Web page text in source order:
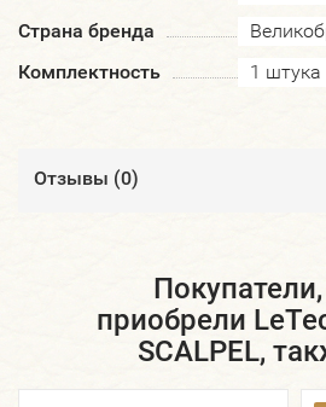
Страна бренда
Комплектность
1 штука
Отзывы (0)
приобрели
SCALPEL,